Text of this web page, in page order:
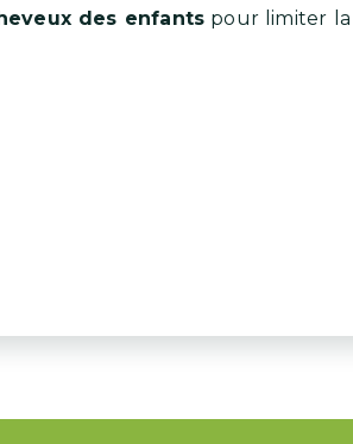
des enfants pour limiter la